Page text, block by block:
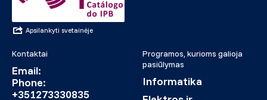
Apsilankyti svetainėje
Kontaktai
Email:
Phone:
+351273330835
Programos, kurioms galioja
pasiūlymas
Informatika